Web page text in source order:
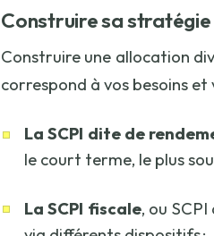
Construire sa stratégie
Construire une allocation
correspond à vos besoins et
La SCPI dite de
le court terme, le plus
La SCPI fiscale, ou